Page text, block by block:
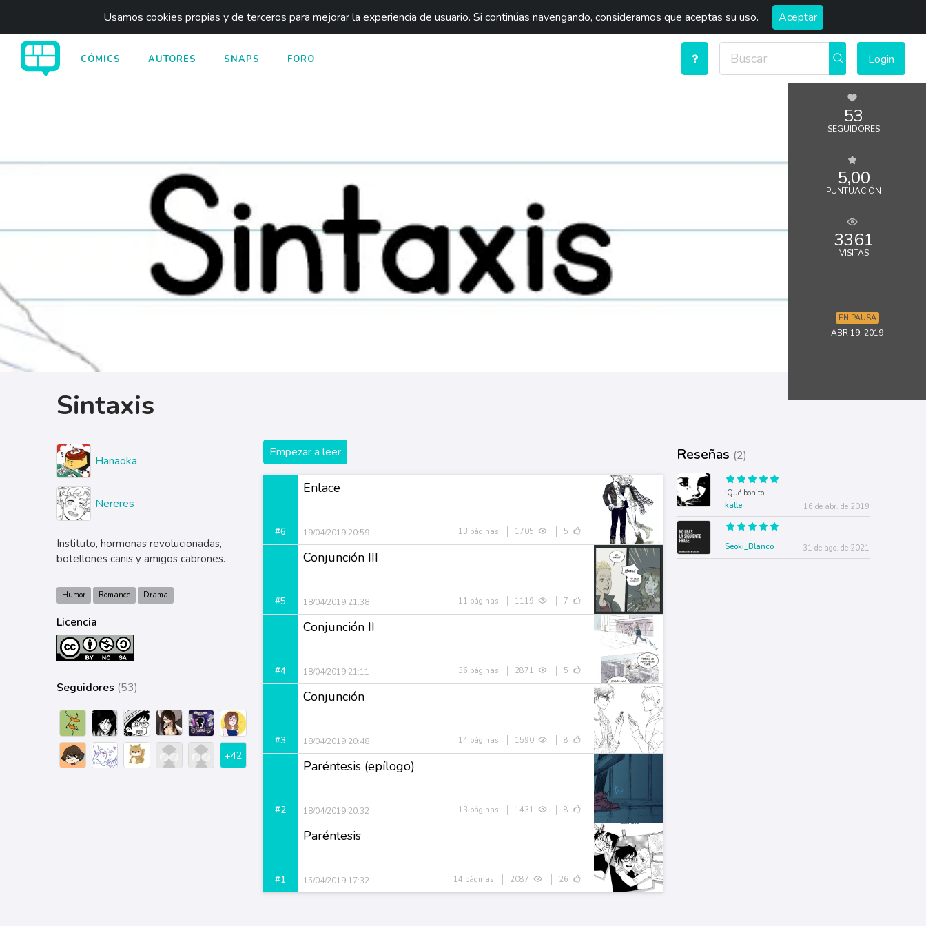
Usamos cookies propias y de terceros para mejorar la experiencia de usuario. Si continúas navengando, consideramos que aceptas su uso. Aceptar
CÓMICS AUTORES SNAPS FORO Login
53
SEGUIDORES
5,00
PUNTUACIÓN
3361
VISITAS
EN PAUSA
ABR 19, 2019
Sintaxis
Hanaoka
Nereres
Instituto, hormonas revolucionadas,
botellones canis y amigos cabrones.
Humor Romance Drama
Licencia
Seguidores (53)
+42
Empezar a leer
#6
Enlace
19/04/2019 20:59 13 páginas 1705 5
#5
Conjunción III
18/04/2019 21:38 11 páginas 1119 7
#4
Conjunción II
18/04/2019 21:11 36 páginas 2871 5
#3
Conjunción
18/04/2019 20:48 14 páginas 1590 8
#2
Paréntesis (epílogo)
18/04/2019 20:32 13 páginas 1431 8
#1
Paréntesis
15/04/2019 17:32 14 páginas 2087 26
Reseñas (2)
¡Qué bonito!
kalle
16 de abr. de 2019
Seoki_Blanco 31 de ago. de 2021